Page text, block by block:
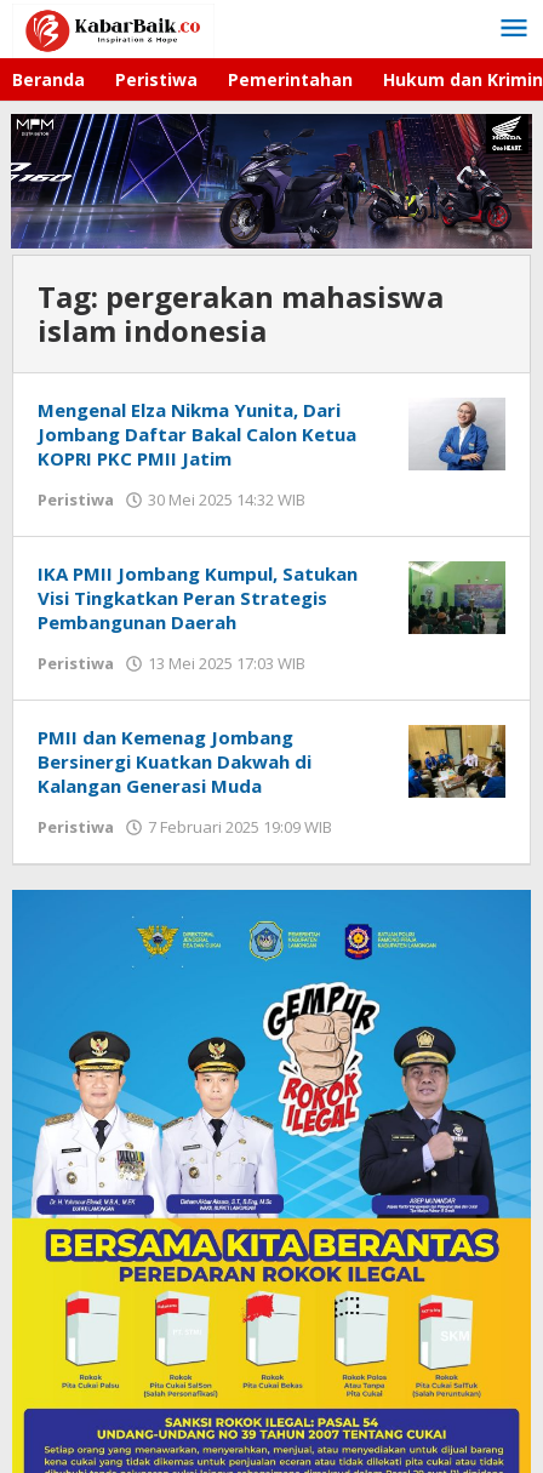
Lewati
konten
Beranda Peristiwa Pemerintahan Hukum dan
Tag: pergerakan mahasiswa
islam indonesia
Mengenal Elza Nikma Yunita, Dari
Jombang Daftar Bakal Calon Ketua
KOPRI PKC PMII Jatim
Peristiwa 30 Mei 2025 14:32 WIB
IKA PMII Jombang Kumpul, Satukan
Visi Tingkatkan Peran Strategis
Pembangunan Daerah
Peristiwa 13 Mei 2025 17:03 WIB
PMII dan Kemenag Jombang
Bersinergi Kuatkan Dakwah di
Kalangan Generasi Muda
Peristiwa 7 Februari 2025 19:09 WIB